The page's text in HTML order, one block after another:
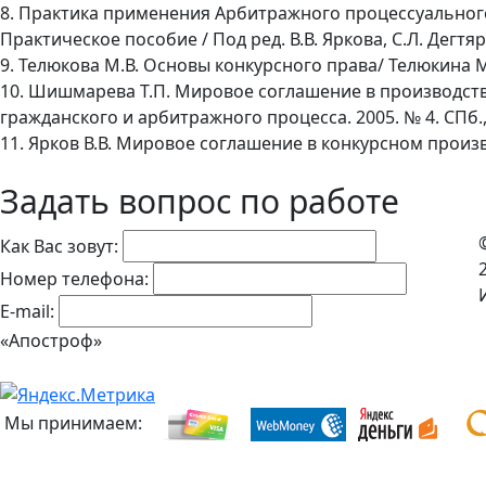
8. Практика применения Арбитражного
Практическое пособие / Под ред. В.В. Яркова, С.Л.
9. Телюкова М.В. Основы конкурсного права/ Телюкина
10. Шишмарева Т.П. Мировое соглашение в
гражданского и арбитражного процесса. 2005. № 4.
11. Ярков В.В. Мировое соглашение в конкурсном
Задать вопрос по работе
Как Вас зовут:
Номер телефона:
E-mail:
«Апостроф»
Мы принимаем: